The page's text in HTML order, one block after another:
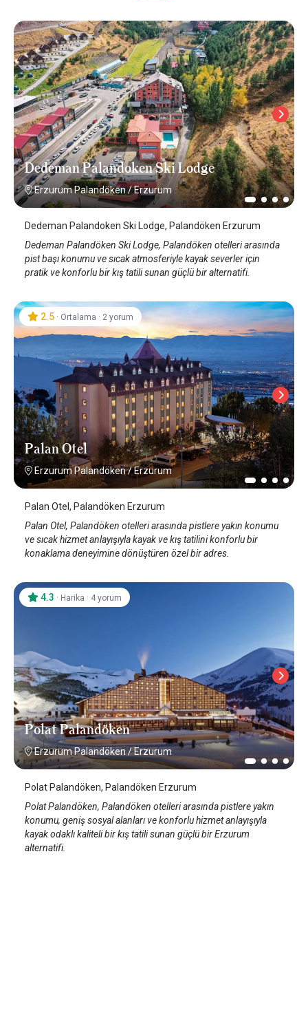
Dedeman Palandoken Ski Lodge
Erzurum Palandöken/Erzurum
Dedeman Palandoken Ski Lodge, Palandöken Erzurum
Dedeman Palandöken Ski Lodge, Palandöken otelleri arasında
pist başı konumu ve sıcak atmosferiyle kayak severler için
pratik ve konforlu bir kış tatili sunan güçlü bir alternatifi.
Palan Otel
Erzurum Palandöken/Erzurum
2.5 · Ortalama · 2 yorum
Palan Otel, Palandöken Erzurum
Palan Otel, Palandöken otelleri arasında pistlere yakın konumu
ve sıcak hizmet anlayışıyla kayak ve kış tatilini konforlu bir
konaklama deneyimine dönüştüren özel bir adres.
Polat Palandöken
Erzurum Palandöken/Erzurum
4.3 · Harika · 4 yorum
Polat Palandöken, Palandöken Erzurum
Polat Palandöken, Palandöken otelleri arasında pistlere yakın
konumu, geniş sosyal alanları ve konforlu hizmet anlayışıyla
kayak odaklı kaliteli bir kış tatili sunan güçlü bir Erzurum
alternatifi.